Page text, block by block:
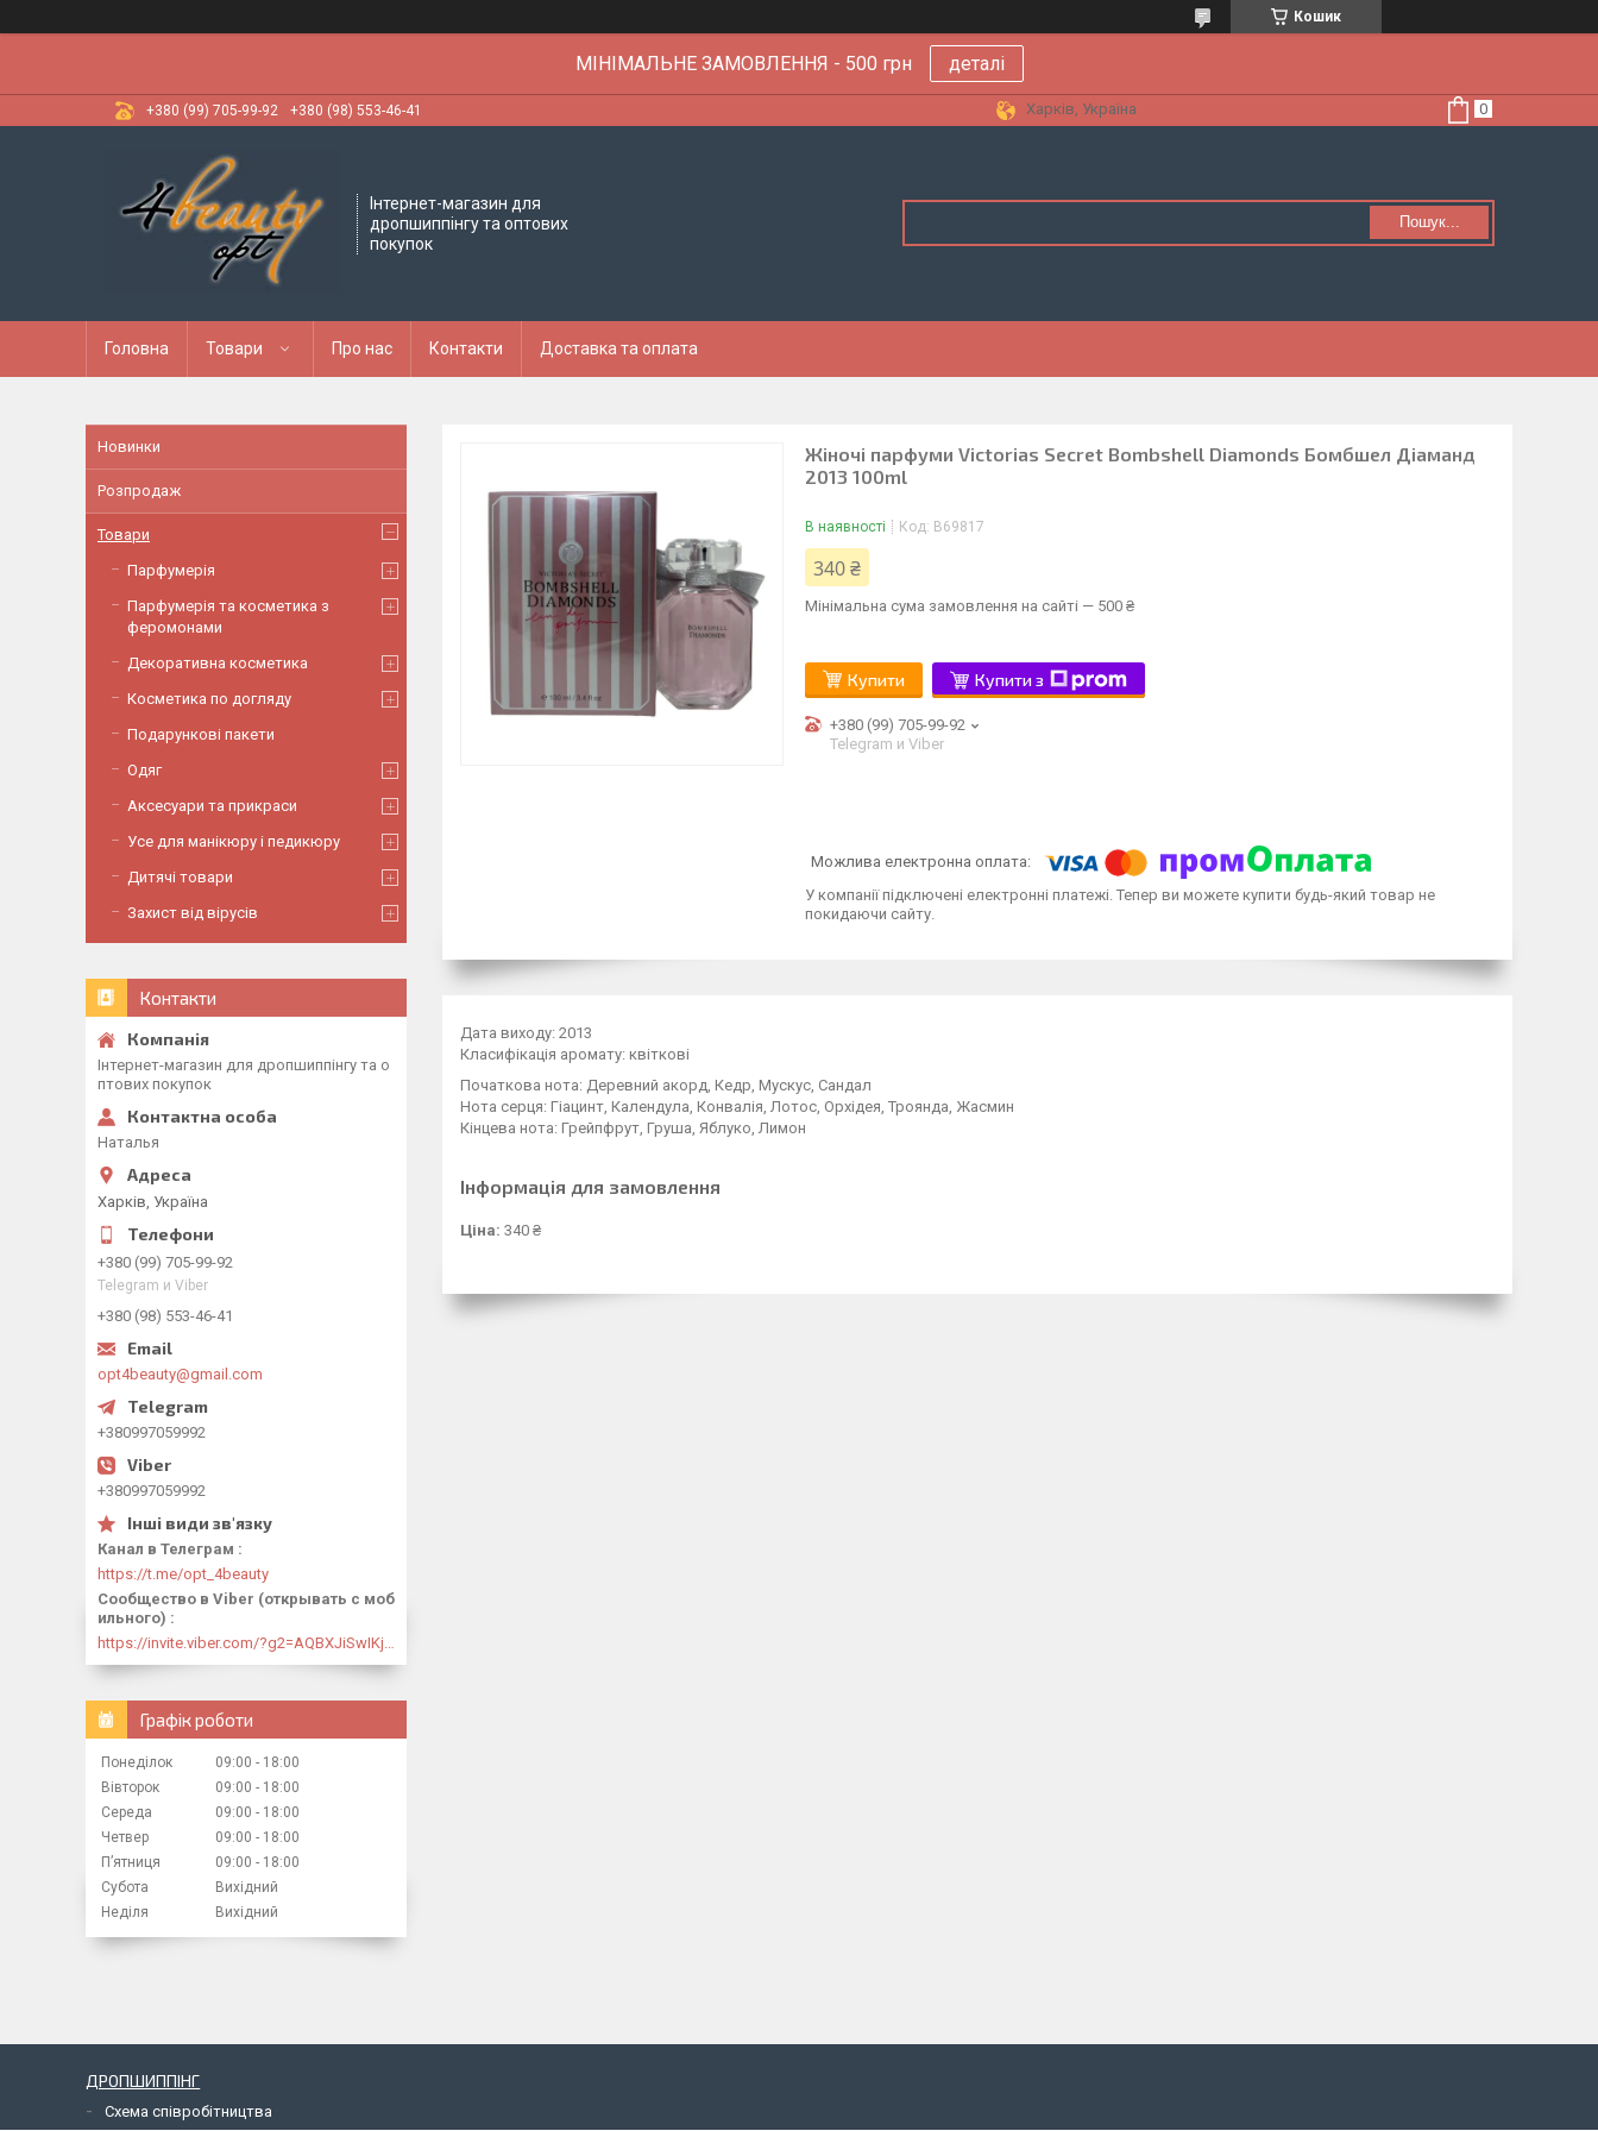
Кошик
МІНІМАЛЬНЕ ЗАМОВЛЕННЯ - 500 грн деталі
+380 (99) 705-99-92 +380 (98) 553-46-41 Харків, Україна
Інтернет-магазин для
дропшиппінгу та оптових
покупок
Пошук...
Головна Товари Про нас Контакти Доставка та оплата
Жіночі парфуми Victorias Secret Bombshell Diamonds Бомбшел Діаманд
2013 100ml
В наявності Код: B69817
340 ₴
Мінімальна сума замовлення на сайті — 500 ₴
Купити Купити з
+380 (99) 705-99-92
Telegram и Viber
У компанії підключені електронні платежі. Тепер ви можете купити будь-який товар не
покидаючи сайту.
Дата виходу: 2013
Класифікація аромату: квіткові
Початкова нота: Деревний акорд, Кедр, Мускус, Сандал
Нота серця: Гіацинт, Календула, Конвалія, Лотос, Орхідея, Троянда, Жасмин
Кінцева нота: Грейпфрут, Груша, Яблуко, Лимон
Інформація для замовлення
Ціна: 340 ₴
Новинки
Розпродаж
Товари
Парфумерія
Парфумерія та косметика з
феромонами
Декоративна косметика
Косметика по догляду
Подарункові пакети
Одяг
Аксесуари та прикраси
Усе для манікюру і педикюру
Дитячі товари
Захист від вірусів
Контакти
Інтернет-магазин для дропшиппінгу та о
птових покупок
Наталья
Харків, Україна
+380 (99) 705-99-92
Telegram и Viber
+380 (98) 553-46-41
opt4beauty@gmail.com
+380997059992
+380997059992
Канал в Телеграм
https://t.me/opt_4beauty
Сообщество в Viber (открывать с моб
ильного)
Графік роботи
Понеділок 09:00
18:00
Вівторок
09:00
18:00
Середа
09:00
18:00
Четвер
09:00
18:00
Пʼятниця
09:00
18:00
Субота
Вихідний
Неділя
Вихідний
ДРОПШИППІНГ
Схема співробітництва